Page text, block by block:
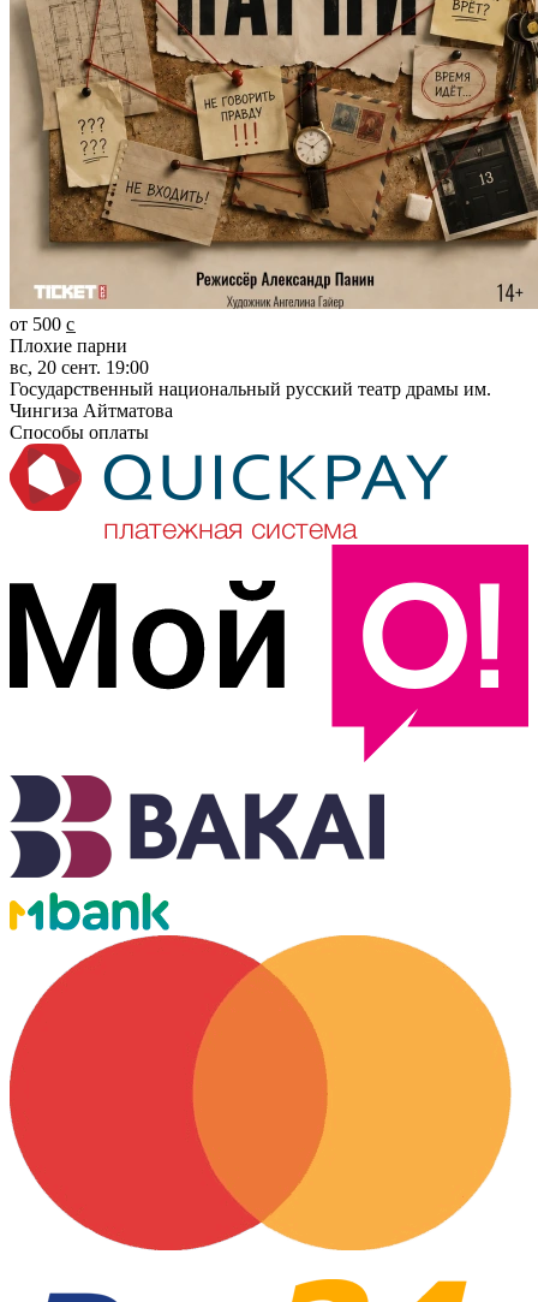
от 500 c̲
Плохие парни
вс, 20 сент. 19:00
Государственный национальный русский театр драмы им.
Чингиза Айтматова
Способы оплаты